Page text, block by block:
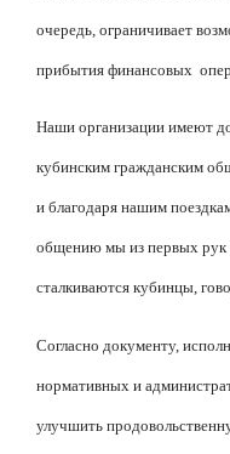
очередь, ограничивает
прибытия финансовых
Наши организации имеют
кубинским гражданским
и благодаря нашим
общению мы из первых рук
сталкиваются кубинцы,
Согласно документу,
нормативных и
улучшить